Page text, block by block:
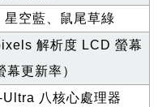
空藍、鼠尾草綠
解析度 LCD 螢幕
幕更新率）
八核心處理器